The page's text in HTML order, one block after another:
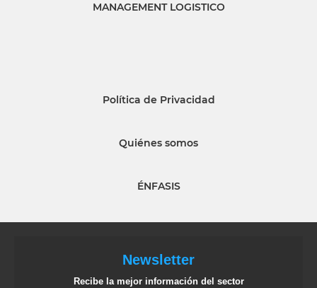
MANAGEMENT LOGISTICO
Política de Privacidad
Quiénes somos
ÉNFASIS
Newsletter
Recibe la mejor información del sector